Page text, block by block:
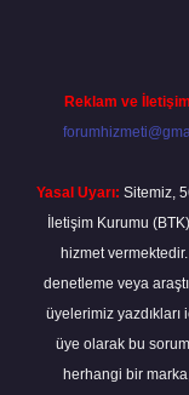
Reklam ve
Yasal Uyarı: Sitemiz,
İletişim Kurumu
hizmet
denetleme veya
üyelerimiz
üye olarak bu
herhangi bir